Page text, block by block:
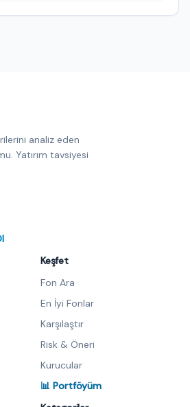
analiz eden
Yatırım tavsiyesi
Keşfet
Fon Ara
En İyi Fonlar
Karşılaştır
Risk & Öneri
Kurucular
📊 Portföyüm